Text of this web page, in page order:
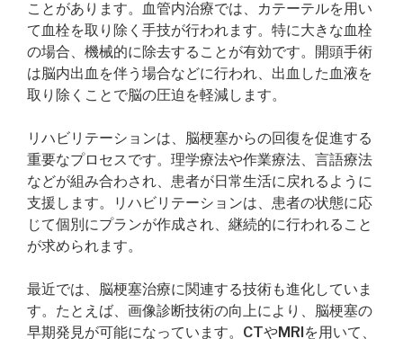
ことがあります。血管内治療では、カテーテルを用い
て血栓を取り除く手技が行われます。特に大きな血栓
の場合、機械的に除去することが有効です。開頭手術
は脳内出血を伴う場合などに行われ、出血した血液を
取り除くことで脳の圧迫を軽減します。
リハビリテーションは、脳梗塞からの回復を促進する
重要なプロセスです。理学療法や作業療法、言語療法
などが組み合わされ、患者が日常生活に戻れるように
支援します。リハビリテーションは、患者の状態に応
じて個別にプランが作成され、継続的に行われること
が求められます。
最近では、脳梗塞治療に関連する技術も進化していま
す。たとえば、画像診断技術の向上により、脳梗塞の
早期発見が可能になっています。CTやMRIを用いて、